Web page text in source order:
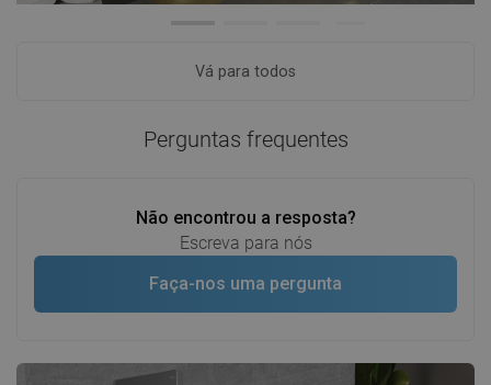
Vá para todos
Perguntas frequentes
Não encontrou a resposta?
Escreva para nós
Faça-nos uma pergunta